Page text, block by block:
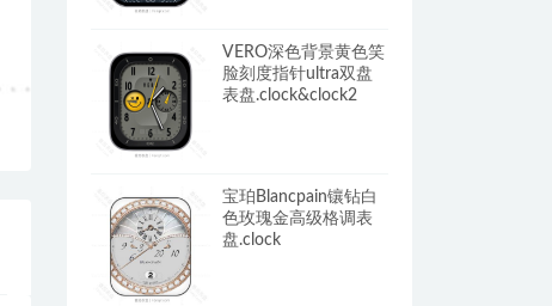
VERO深色背景黄色笑
脸刻度指针ultra双盘
表盘.clock&clock2
宝珀Blancpain镶钻白
色玫瑰金高级格调表
盘.clock